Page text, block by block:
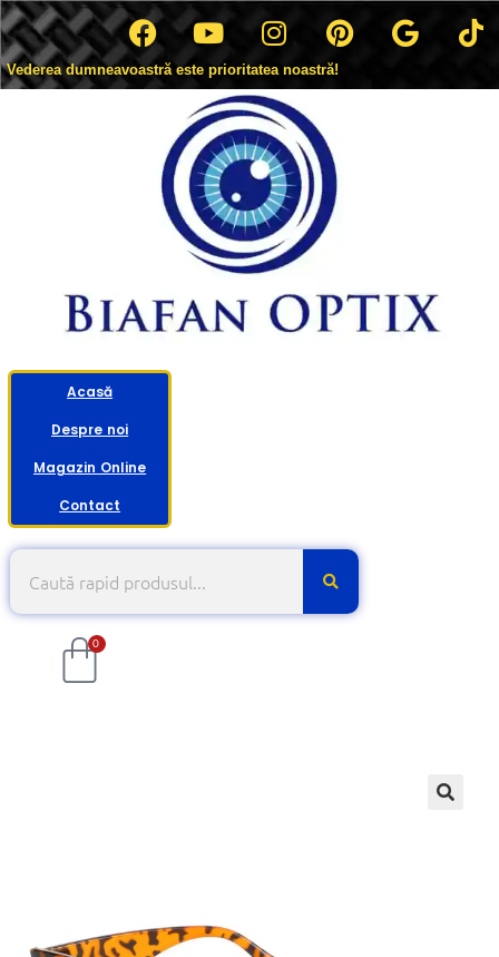
Vederea dumneavoastră este prioritatea noastră!
Acasă
Despre noi
Magazin Online
Contact
0